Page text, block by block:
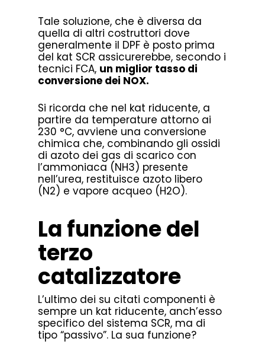
Tale soluzione, che è diversa da
quella di altri costruttori dove
generalmente il DPF è posto prima
del kat SCR assicurerebbe, secondo i
tecnici FCA, un miglior tasso di
conversione dei NOX.
Si ricorda che nel kat riducente, a
partire da temperature attorno ai
230 °C, avviene una conversione
chimica che, combinando gli ossidi
di azoto dei gas di scarico con
l’ammoniaca (NH3) presente
nell’urea, restituisce azoto libero
(N2) e vapore acqueo (H2O).
La funzione del
terzo
catalizzatore
L’ultimo dei su citati componenti è
sempre un kat riducente, anch’esso
specifico del sistema SCR, ma di
tipo “passivo”. La sua funzione?